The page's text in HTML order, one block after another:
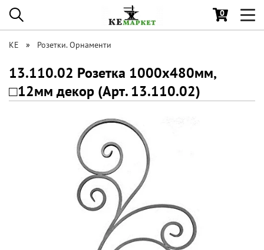
0
КЕ Розетки. Орнаменти
13.110.02 Розетка 1000х480мм,
□12мм декор (Арт. 13.110.02)